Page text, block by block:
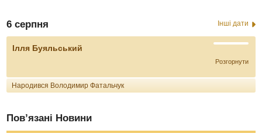
6 серпня Інші дати
Ілля Буяльський
Розгорнути
Народився Володимир Фатальчук
Пов’язані Новини